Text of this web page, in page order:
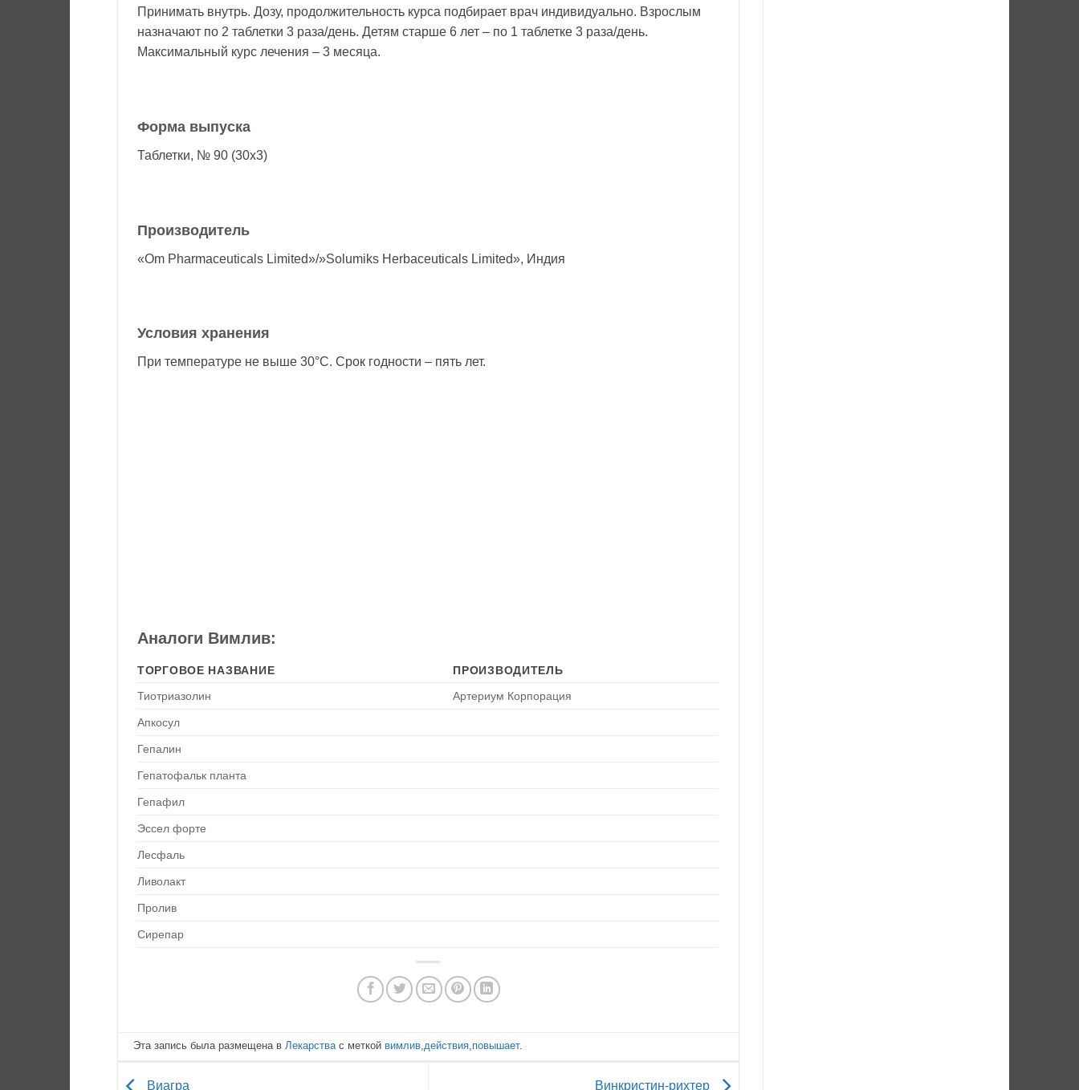
Принимать внутрь. Дозу, продолжительность курса подбирает врач индивидуально. Взрослым
назначают по 2 таблетки 3 раза/день. Детям старше 6 лет – по 1 таблетке 3 раза/день.
Максимальный курс лечения – 3 месяца.
Форма выпуска
Таблетки, № 90 (30х3)
Производитель
«Om Pharmaceuticals Limited»/»Solumiks Herbaceuticals Limited», Индия
Условия хранения
При температуре не выше 30°С. Срок годности – пять лет.
Аналоги Вимлив:
ТОРГОВОЕ НАЗВАНИЕ
ПРОИЗВОДИТЕЛЬ
Тиотриазолин
Артериум Корпорация
Апкосул
Гепалин
Гепатофальк планта
Гепафил
Эссел форте
Лесфаль
Ливолакт
Пролив
Сирепар
Эта запись была размещена вЛекарствас меткой вимлив,действия,повышает.
Виагра Винкристин-рихтер